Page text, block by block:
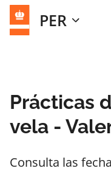
PER
Prácticas
vela -
Consulta las